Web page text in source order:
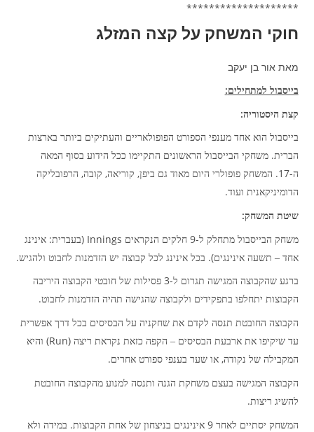
********************
חוקי המשחק על קצה המזלג
מאת אור בן יעקב
בייסבול למתחילים:
קצת היסטוריה:
בייסבול הוא אחד מענפי הספורט הפופולאריים והעתיקים ביותר בארצות
הברית.משחקי הבייסבול הראשונים התקיימו ככל הידוע בסוף המאה
ה-17. המשחק פופולרי היום מאוד גם ביפן, קוריאה, קובה, הרפובליקה
הדומיניקאנית ועוד.
שיטת המשחק:
משחק הבייסבול מתחלק ל-9 חלקים הנקראים Innings ( בעברית:אינינג
אחד – תשעה אינינגים). בכל אינינג לכל קבוצה יש הזדמנות לחבוט ולהגיש.
ברגע שהקבוצה המגישה תגרום ל-3
פסילות של חובטי הקבוצה היריבה
הקבוצות יתחלפו בתפקידים ולקבוצה שהגישה תהיה הזדמנות לחבוט.
הקבוצה החובטת תנסה לקדם את שחקניה על הבסיסים בכל דרך אפשרית
עד שיקיפו את ארבעת הבסיסים – הקפה כזאת נקראת ריצה(Run)
והיא
המקבילה של נקודה,או שער בענפי ספורט אחרים.
הקבוצה המגישה בעצם משחקת הגנה ותנסה למנוע מהקבוצה החובטת
להשיג ריצות.
המשחק יסתיים לאחר9 אינינגים בניצחון של אחת הקבוצות. במידה ולא